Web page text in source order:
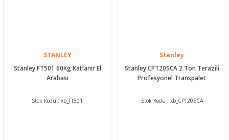
STANLEY
Stanley FT501 60Kg Katlanır El
Arabası
Stok Kodu : xb_FT501
Stanley
Stanley CPT20SCA 2 Ton Terazili
Profesyonel Transpalet
Stok Kodu : xb_CPT20SCA